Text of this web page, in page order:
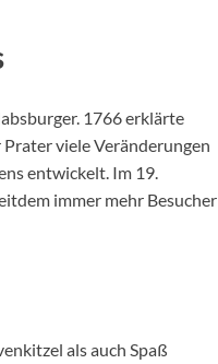
1766 erklärte
viele Veränderungen
entwickelt. Im 19.
immer mehr Besucher
als auch Spaß